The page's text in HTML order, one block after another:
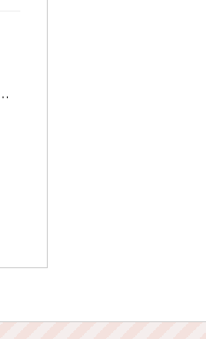
よ夏も本番！といった風の灼熱の気温でしたね